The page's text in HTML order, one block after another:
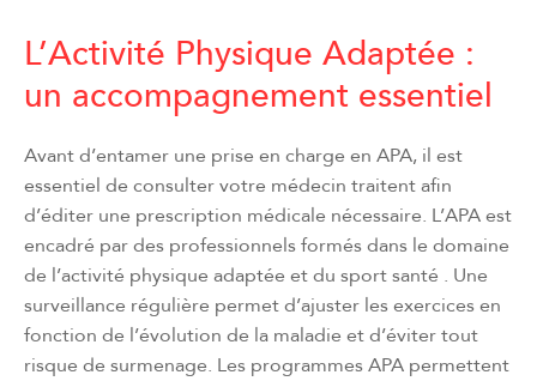
L’Activité Physique Adaptée :
un accompagnement essentiel
Avant d’entamer une prise en charge en APA, il est
essentiel de consulter votre médecin traitent afin
d’éditer une prescription médicale nécessaire. L’APA est
encadré par des professionnels formés dans le domaine
de l’activité physique adaptée et du sport santé . Une
surveillance régulière permet d’ajuster les exercices en
fonction de l’évolution de la maladie et d’éviter tout
risque de surmenage. Les programmes APA permettent